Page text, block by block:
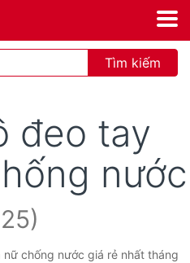
Tìm kiếm
đeo tay
nước
chống nước giá rẻ nhất tháng